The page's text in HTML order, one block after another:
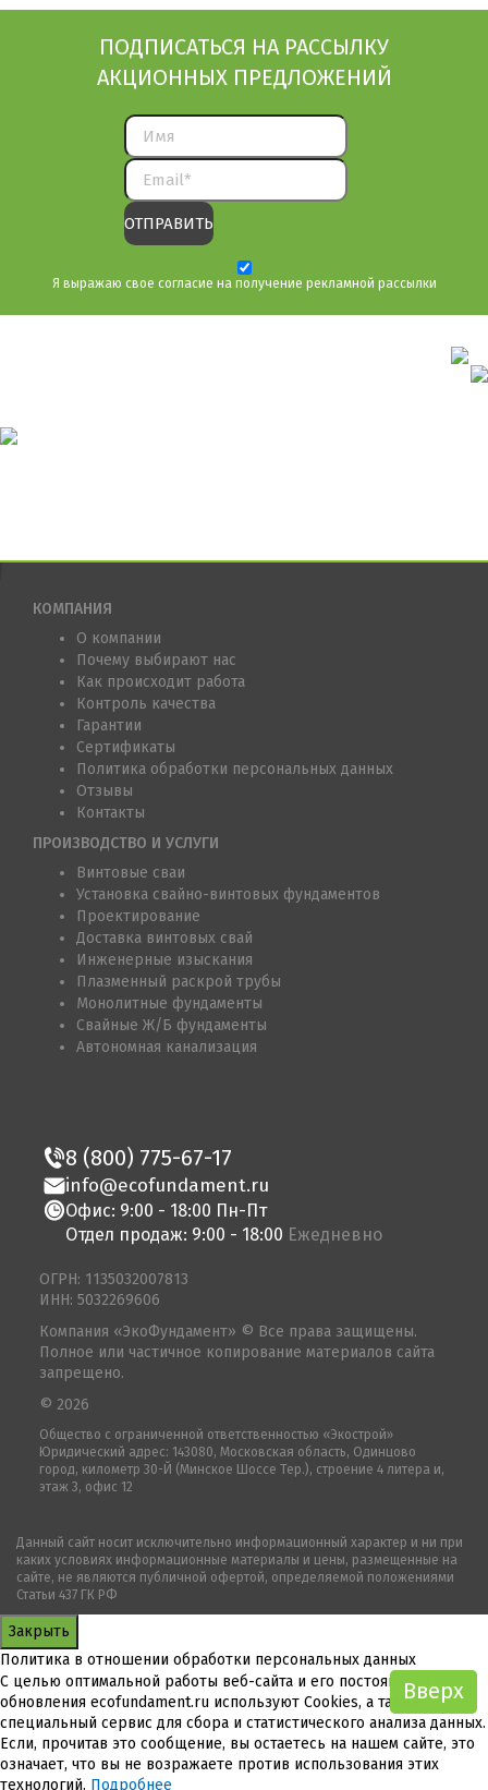
ПОДПИСАТЬСЯ НА РАССЫЛКУ
АКЦИОННЫХ ПРЕДЛОЖЕНИЙ
Я выражаю свое согласие на получение рекламной рассылки
КОМПАНИЯ
О компании
Почему выбирают нас
Как происходит работа
Контроль качества
Гарантии
Сертификаты
Политика обработки персональных данных
Отзывы
Контакты
ПРОИЗВОДСТВО И УСЛУГИ
Винтовые сваи
Установка свайно-винтовых фундаментов
Проектирование
Доставка винтовых свай
Инженерные изыскания
Плазменный раскрой трубы
Монолитные фундаменты
Свайные Ж/Б фундаменты
Автономная канализация
8 (800) 775-67-17
info@ecofundament.ru
Офис: 9:00 - 18:00 Пн-Пт
Отдел продаж: 9:00 - 18:00 Ежедневно
Общество с ограниченной ответственностью «Экострой»
Юридический адрес: 143080, Московская область, Одинцово
город, километр 30-Й (Минское Шоссе Тер.), строение 4 литера и,
этаж 3, офис 12
ОГРН: 1135032007813
ИНН: 5032269606
Компания «ЭкоФундамент» © Все права защищены.
Полное или частичное копирование материалов сайта
запрещено.
© 2026
Данный сайт носит исключительно информационный характер и ни при
каких условиях информационные материалы и цены, размещенные на
сайте, не являются публичной офертой, определяемой положениями
Статьи 437 ГК РФ
Вверх
Вверх
Закрыть
Политика в отношении обработки персональных данных
С целью оптимальной работы веб-сайта и его постоянного
обновления ecofundament.ru используют Cookies, а также
специальный сервис для сбора и статистического анализа данных.
Если, прочитав это сообщение, вы остаетесь на нашем сайте, это
означает, что вы не возражаете против использования этих
технологий. Подробнее